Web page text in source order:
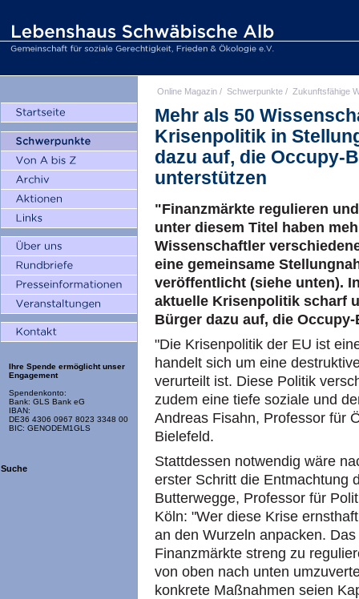
Ihre Spende ermöglicht unser
Engagement
Spendenkonto:
Bank: GLS Bank eG
IBAN:
DE36 4306 0967 8023 3348 00
BIC: GENODEM1GLS
Suche
Online Magazin / Schwerpunkte / Zukunftsfähige
Mehr als 50
Krisenpolitik in
dazu auf, die Occupy-
unterstützen
"Finanzmärkte regulieren
unter diesem Titel haben
Wissenschaftler
eine gemeinsame
veröffentlicht (siehe unten).
aktuelle Krisenpolitik scharf
Bürger dazu auf, die
"Die Krisenpolitik der EU ist
handelt sich um eine
verurteilt ist. Diese Politik
zudem eine tiefe soziale und
Andreas Fisahn, Professor für
Bielefeld.
Stattdessen notwendig wäre
erster Schritt die Entmachtung
Butterwegge, Professor für
Köln: "Wer diese Krise
an den Wurzeln anpacken.
Finanzmärkte streng zu
von oben nach unten
konkrete Maßnahmen seien